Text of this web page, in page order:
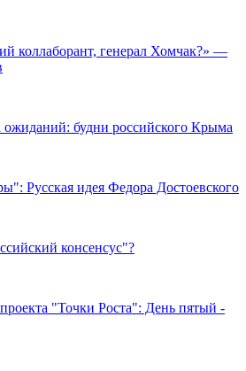
коллаборант, генерал Хомчак?» —
ожиданий: будни российского Крыма
Русская идея Федора Достоевского
консенсус"?
"Точки Роста": День пятый -